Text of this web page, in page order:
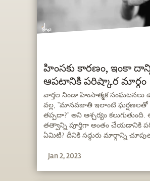
హింసకు కారణం, ఇంకా
ఆపటానికి పరిష్కార మార్గం
వార్తల నిండా హింసాత్మక సంఘటనలు
వల్ల, “మానవజాతి ఇలాంటి ఘర్షణలతో
తప్పదా?” అని ఆశ్చర్యం
తత్వాన్ని పూర్తిగా అంతం చేయడానికి
ఏమిటి? దీనికి సద్గురు మార్గాన్ని
Jan 2, 2023